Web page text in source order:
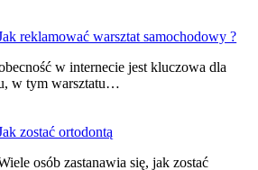
reklamować warsztat samochodowy ?
w internecie jest kluczowa dla
w tym warsztatu…
zostać ortodontą
osób zastanawia się, jak zostać